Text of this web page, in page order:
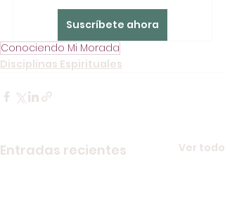
Suscríbete ahora
Conociendo Mi Morada
Disciplinas Espirituales
Entradas recientes Ver todo